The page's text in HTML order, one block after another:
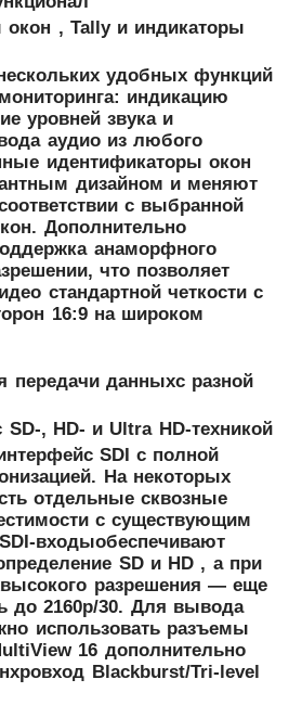
, Tally и индикаторы
удобных функций
индикацию
уровней звука и
аудио из любого
идентификаторы окон
дизайном и меняют
с выбранной
Дополнительно
анаморфного
что позволяет
стандартной четкости с
16:9 на широком
передачи данныхс разной
, HD- и Ultra HD‑техникой
SDI с полной
На некоторых
отдельные сквозные
с существующим
входыобеспечивают
SD и HD , а при
разрешения — еще
до 2160p/30. Для вывода
использовать разъемы
16 дополнительно
Blackburst/Tri-level